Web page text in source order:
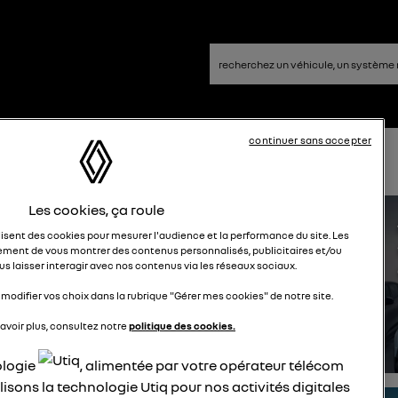
à distance
la megane a distance .
, pas d allumage des feu, pas de
la voiture :( Merci
Les cookies, ça roule
des cookies pour mesurer l'audience et la performance du site. Les
de vous montrer des contenus personnalisés, publicitaires et/ou
laisser interagir avec nos contenus via les réseaux sociaux.
vos choix dans la rubrique "Gérer mes cookies" de notre site.
plus, consultez notrepolitique des cookies.
, alimentée par votre opérateur télécom
la technologie Utiq pour nos activités digitales
continuer sans accepter